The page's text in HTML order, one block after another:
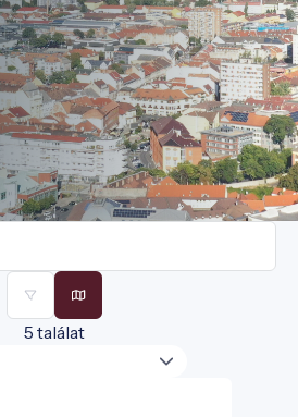
SzűrőkTérkép
5 találat